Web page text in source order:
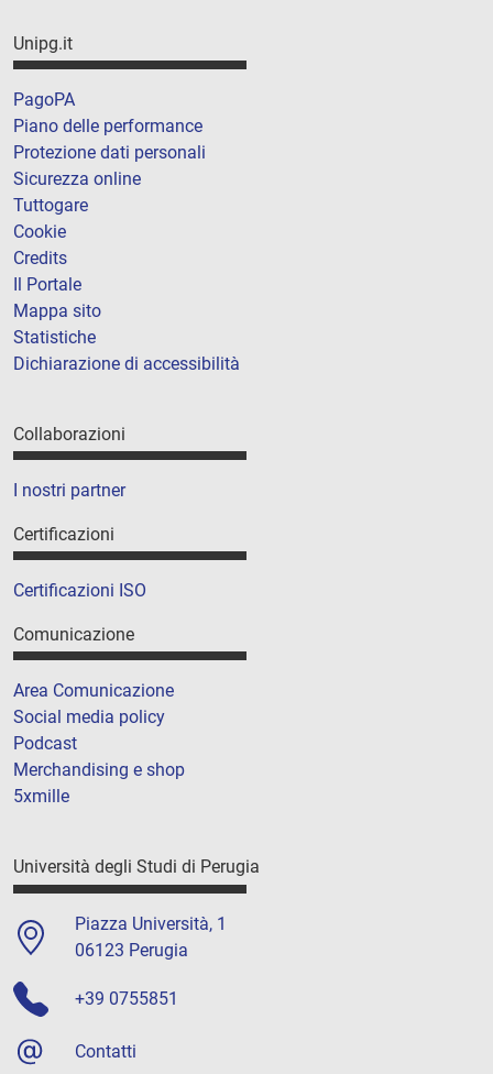
Unipg.it
PagoPA
Piano delle performance
Protezione dati personali
Sicurezza online
Tuttogare
Cookie
Credits
Il Portale
Mappa sito
Statistiche
Dichiarazione di accessibilità
Collaborazioni
I nostri partner
Certificazioni
Certificazioni ISO
Comunicazione
Area Comunicazione
Social media policy
Podcast
Merchandising e shop
5xmille
Università degli Studi di Perugia
Piazza Università, 1
06123 Perugia
+39 0755851
Contatti